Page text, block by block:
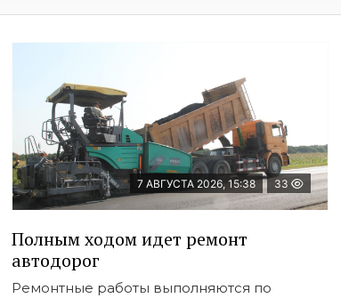
7 АВГУСТА 2026, 15:38 33
Полным ходом идет ремонт
автодорог
Ремонтные работы выполняются по